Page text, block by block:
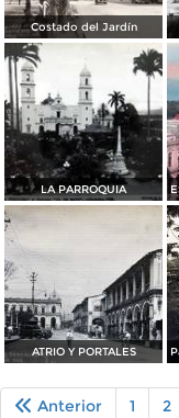
Costado del Jardín
LA PARROQUIA
ATRIO Y PORTALES
Anterior 1 2